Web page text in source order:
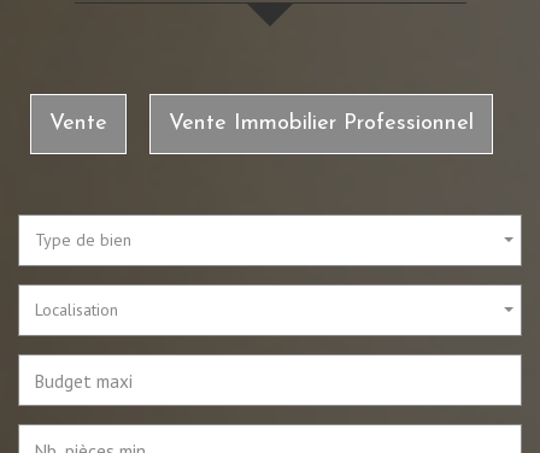
Vente Vente Immobilier Professionnel
Type de bien
Localisation